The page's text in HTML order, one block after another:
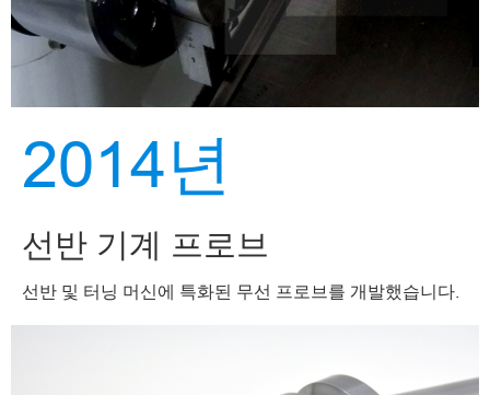
2014년
선반 기계 프로브
선반 및 터닝 머신에 특화된 무선 프로브를 개발했습니다.